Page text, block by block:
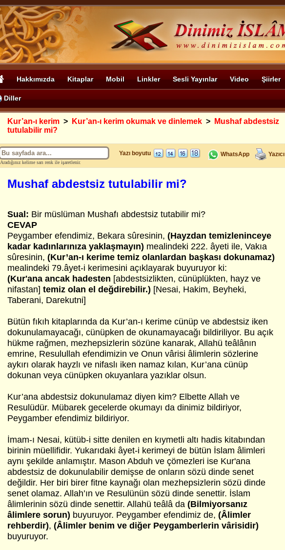
Hakkımızda Kitaplar Mobil Linkler Sesli Yayınlar Video Şiirler
Diller
Kur’an-ı kerim > Kur’an-ı kerim okumak ve dinlemek >
Mushaf abdestsiz
tutulabilir mi?
Aradığınız kelime sarı renk ile işaretlenir.
Yazı boyutu WhatsApp Yazıcı
Mushaf abdestsiz tutulabilir mi?
Sual: Bir müslüman Mushafı abdestsiz tutabilir mi?
CEVAP
Peygamber efendimiz, Bekara sûresinin, (Hayzdan temizleninceye
kadar kadınlarınıza yaklaşmayın) mealindeki 222. âyeti ile, Vakıa
sûresinin, (Kur’an-ı kerime temiz olanlardan başkası dokunamaz)
mealindeki 79.âyet-i kerimesini açıklayarak buyuruyor ki:
(Kur'ana ancak hadesten [abdestsizlikten, cünüplükten, hayz ve
nifastan] temiz olan el değdirebilir.) [Nesai, Hakim, Beyheki,
Taberani, Darekutni]
Bütün fıkıh kitaplarında da Kur’an-ı kerime cünüp ve abdestsiz iken
dokunulamayacağı, cünüpken de okunamayacağı bildiriliyor. Bu açık
hükme rağmen, mezhepsizlerin sözüne kanarak, Allahü teâlânın
emrine, Resulullah efendimizin ve Onun vârisi âlimlerin sözlerine
aykırı olarak hayzlı ve nifaslı iken namaz kılan, Kur’ana cünüp
dokunan veya cünüpken okuyanlara yazıklar olsun.
Kur’ana abdestsiz dokunulamaz diyen kim? Elbette Allah ve
Resulüdür. Mübarek gecelerde okumayı da dinimiz bildiriyor,
Peygamber efendimiz bildiriyor.
İmam-ı Nesai, kütüb-i sitte denilen en kıymetli altı hadis kitabından
birinin müellifidir. Yukarıdaki âyet-i kerimeyi de bütün İslam âlimleri
aynı şekilde anlamıştır. Mason Abduh ve çömezleri ise Kur'ana
abdestsiz de dokunulabilir demişse de onların sözü dinde senet
değildir. Her biri birer fitne kaynağı olan mezhepsizlerin sözü dinde
senet olamaz. Allah’ın ve Resulünün sözü dinde senettir. İslam
âlimlerinin sözü dinde senettir. Allahü teâlâ da (Bilmiyorsanız
âlimlere sorun) buyuruyor. Peygamber efendimiz de, (Âlimler
rehberdir), (Âlimler benim ve diğer Peygamberlerin vârisidir)
buyuruyor.